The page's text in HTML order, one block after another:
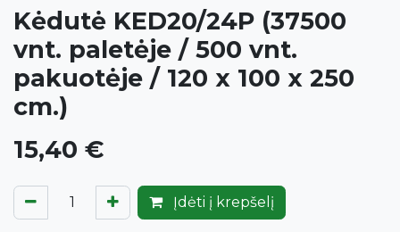
Kėdutė KED20/24P (37500
vnt. paletėje / 500 vnt.
pakuotėje / 120 x 100 x 250
cm.)
15,40 €
Įdėti į krepšelį